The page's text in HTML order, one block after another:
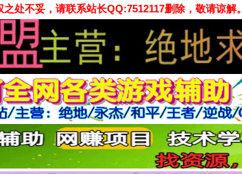
处不妥，请联系站长QQ:7512117删除，敬请谅解。